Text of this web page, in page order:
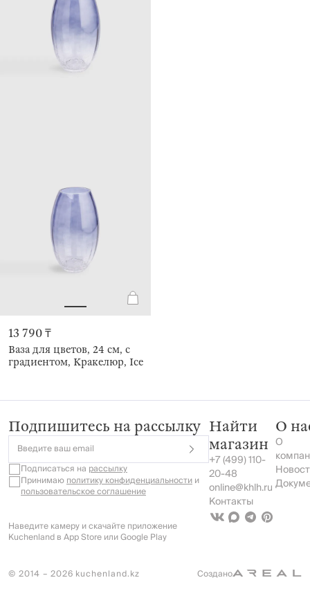
13 790 ₸
Ваза для цветов, 24 см, с
градиентом, Кракелюр, Ice
Подпишитесь на рассылку
Введите ваш email
Подписаться на рассылку
Принимаюполитику конфиденциальностии
пользовательское соглашение
Наведите камеру и скачайте приложение
Kuchenland в App Store или Google Play
Найти
магазин
+7 (499) 110-
20-48
online@khlh.ru
Контакты
О
О
© 2014 – 2026 kuchenland.kz Создано